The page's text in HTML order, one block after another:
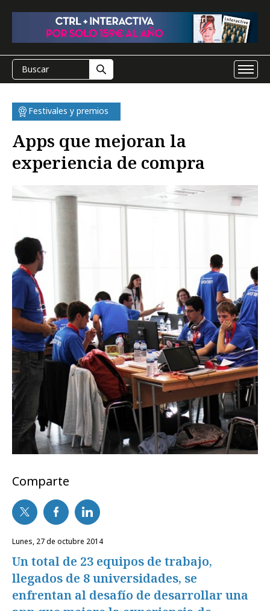
Festivales y premios
Apps que mejoran la
experiencia de compra
Comparte
lunes, 27 de octubre 2014
Un total de 23 equipos de trabajo,
llegados de 8 universidades, se
enfrentan al desafío de desarrollar una